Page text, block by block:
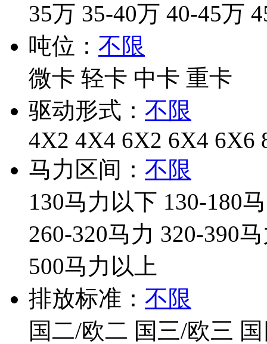
35万 35-40万 40-45万
吨位： 不限
微卡 轻卡 中卡 重卡
驱动形式： 不限
4X2 4X4 6X2 6X4 6X6
马力区间： 不限
130马力以下 130-180
260-320马力 320-390
500马力以上
排放标准： 不限
国二/欧二 国三/欧三